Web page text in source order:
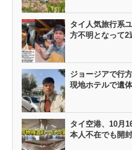
タイ人気旅行系
方不明となって2
ジョージアで行
現地ホテルで遺
タイ空港、10月
本人不在でも開